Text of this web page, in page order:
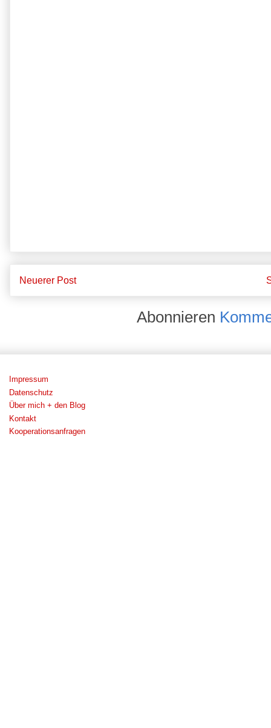
Neuerer Post
Abonnieren
Impressum
Datenschutz
Über mich + den Blog
Kontakt
Kooperationsanfragen